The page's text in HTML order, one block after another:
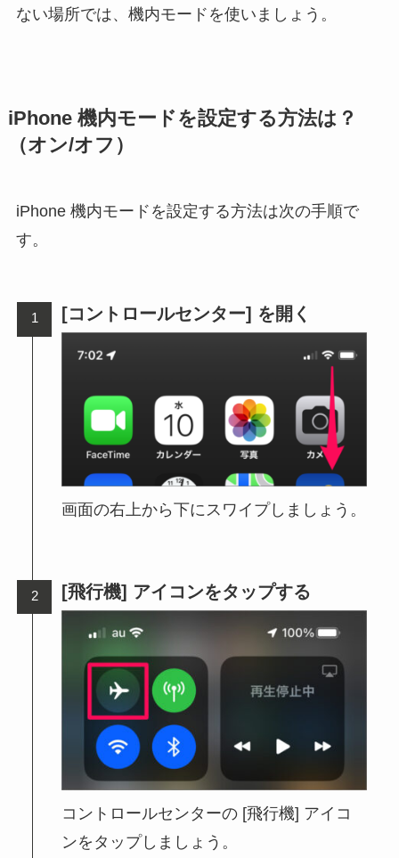
ない場所では、機内モードを使いましょう。
iPhone 機内モードを設定する方法は？
（オン/オフ）
iPhone 機内モードを設定する方法は次の手順で
す。
[コントロールセンター] を開く
画面の右上から下にスワイプしましょう。
[飛行機] アイコンをタップする
コントロールセンターの [飛行機] アイコ
ンをタップしましょう。